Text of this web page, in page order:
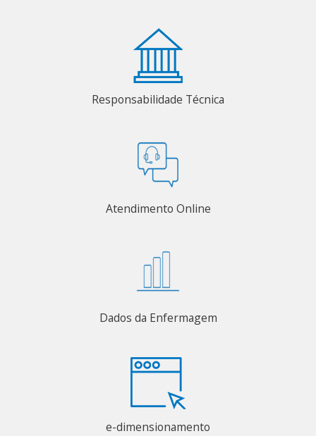
Responsabilidade Técnica
Atendimento Online
Dados da Enfermagem
e-dimensionamento